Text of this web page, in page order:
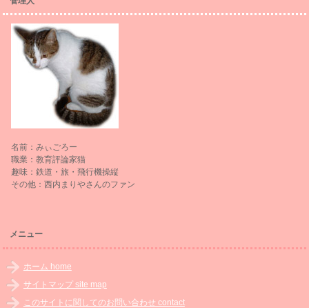
名前：みぃごろー
職業：教育評論家猫
趣味：鉄道・旅・飛行機操縦
その他：西内まりやさんのファン
メニュー
ホーム home
サイトマップ site map
このサイトに関してのお問い合わせ contact